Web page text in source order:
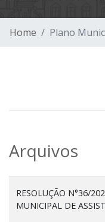
Home Plano
Arquivos
RESOLUÇÃO N°36/
MUNICIPAL DE